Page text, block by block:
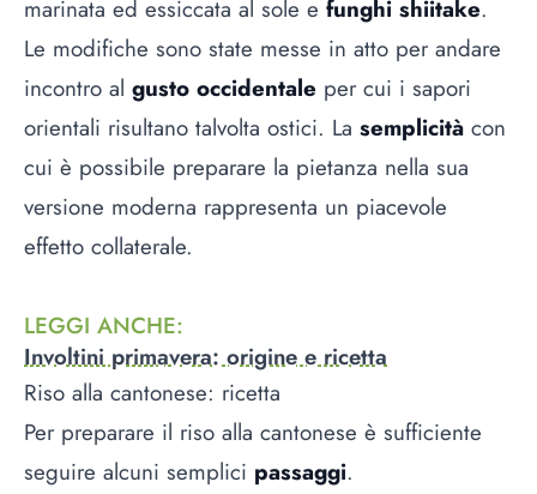
marinata ed essiccata al sole e funghi shiitake.
Le modifiche sono state messe in atto per andare
incontro al gusto occidentale per cui i sapori
orientali risultano talvolta ostici. La semplicità con
cui è possibile preparare la pietanza nella sua
versione moderna rappresenta un piacevole
effetto collaterale.
LEGGI ANCHE:
Involtini primavera: origine e ricetta
Riso alla cantonese: ricetta
Per preparare il riso alla cantonese è sufficiente
seguire alcuni semplici passaggi.